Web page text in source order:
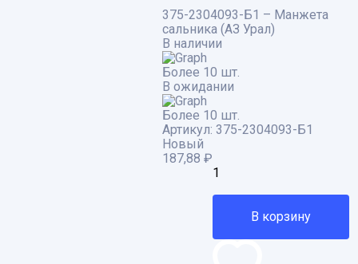
375-2304093-Б1 – Манжета
сальника (АЗ Урал)
В наличии
Более 10 шт.
В ожидании
Более 10 шт.
Артикул: 375-2304093-Б1
Новый
187,88 ₽
В корзину